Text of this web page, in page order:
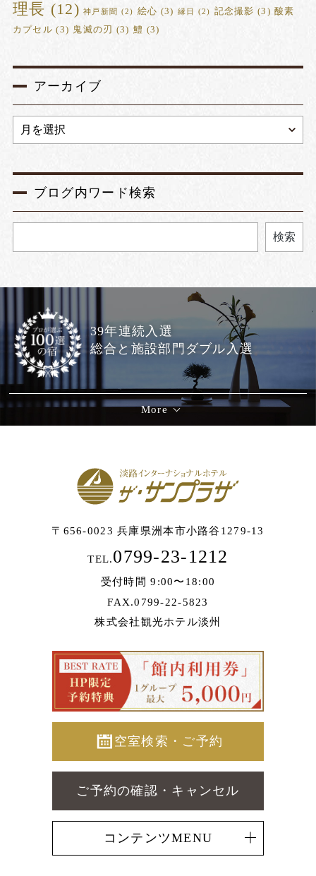
理長 (12) 神戸新聞 (2) 絵心 (3) 縁日 (2) 記念撮影 (3) 酸素
カプセル (3) 鬼滅の刃 (3) 鱧 (3)
アーカイブ
ブログ内ワード検索
検索
39年連続入選
総合と施設部門ダブル入選
More
〒656-0023 兵庫県洲本市小路谷1279-13
TEL.0799-23-1212
受付時間 9:00〜18:00
FAX.0799-22-5823
株式会社観光ホテル淡州
空室検索・ご予約
ご予約の確認・キャンセル
コンテンツMENU